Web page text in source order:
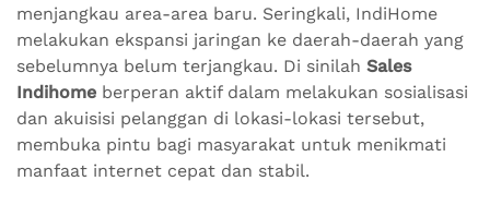
menjangkau area-area baru. Seringkali, IndiHome
melakukan ekspansi jaringan ke daerah-daerah yang
sebelumnya belum terjangkau. Di sinilah Sales
Indihome berperan aktif dalam melakukan sosialisasi
dan akuisisi pelanggan di lokasi-lokasi tersebut,
membuka pintu bagi masyarakat untuk menikmati
manfaat internet cepat dan stabil.